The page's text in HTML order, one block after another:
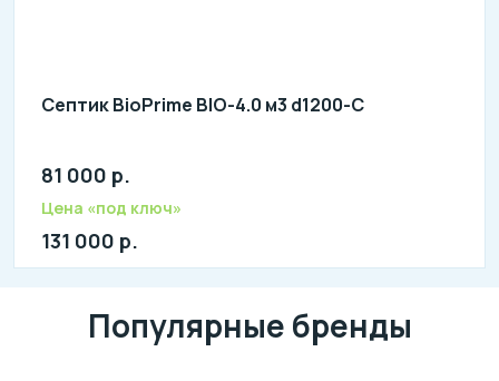
Септик BioPrime BIO-4.0 м3 d1200-C
Количество человек: 5-7
литров в сутки: 1500
81 000 р.
Цена «под ключ»
131 000 р.
Популярные бренды